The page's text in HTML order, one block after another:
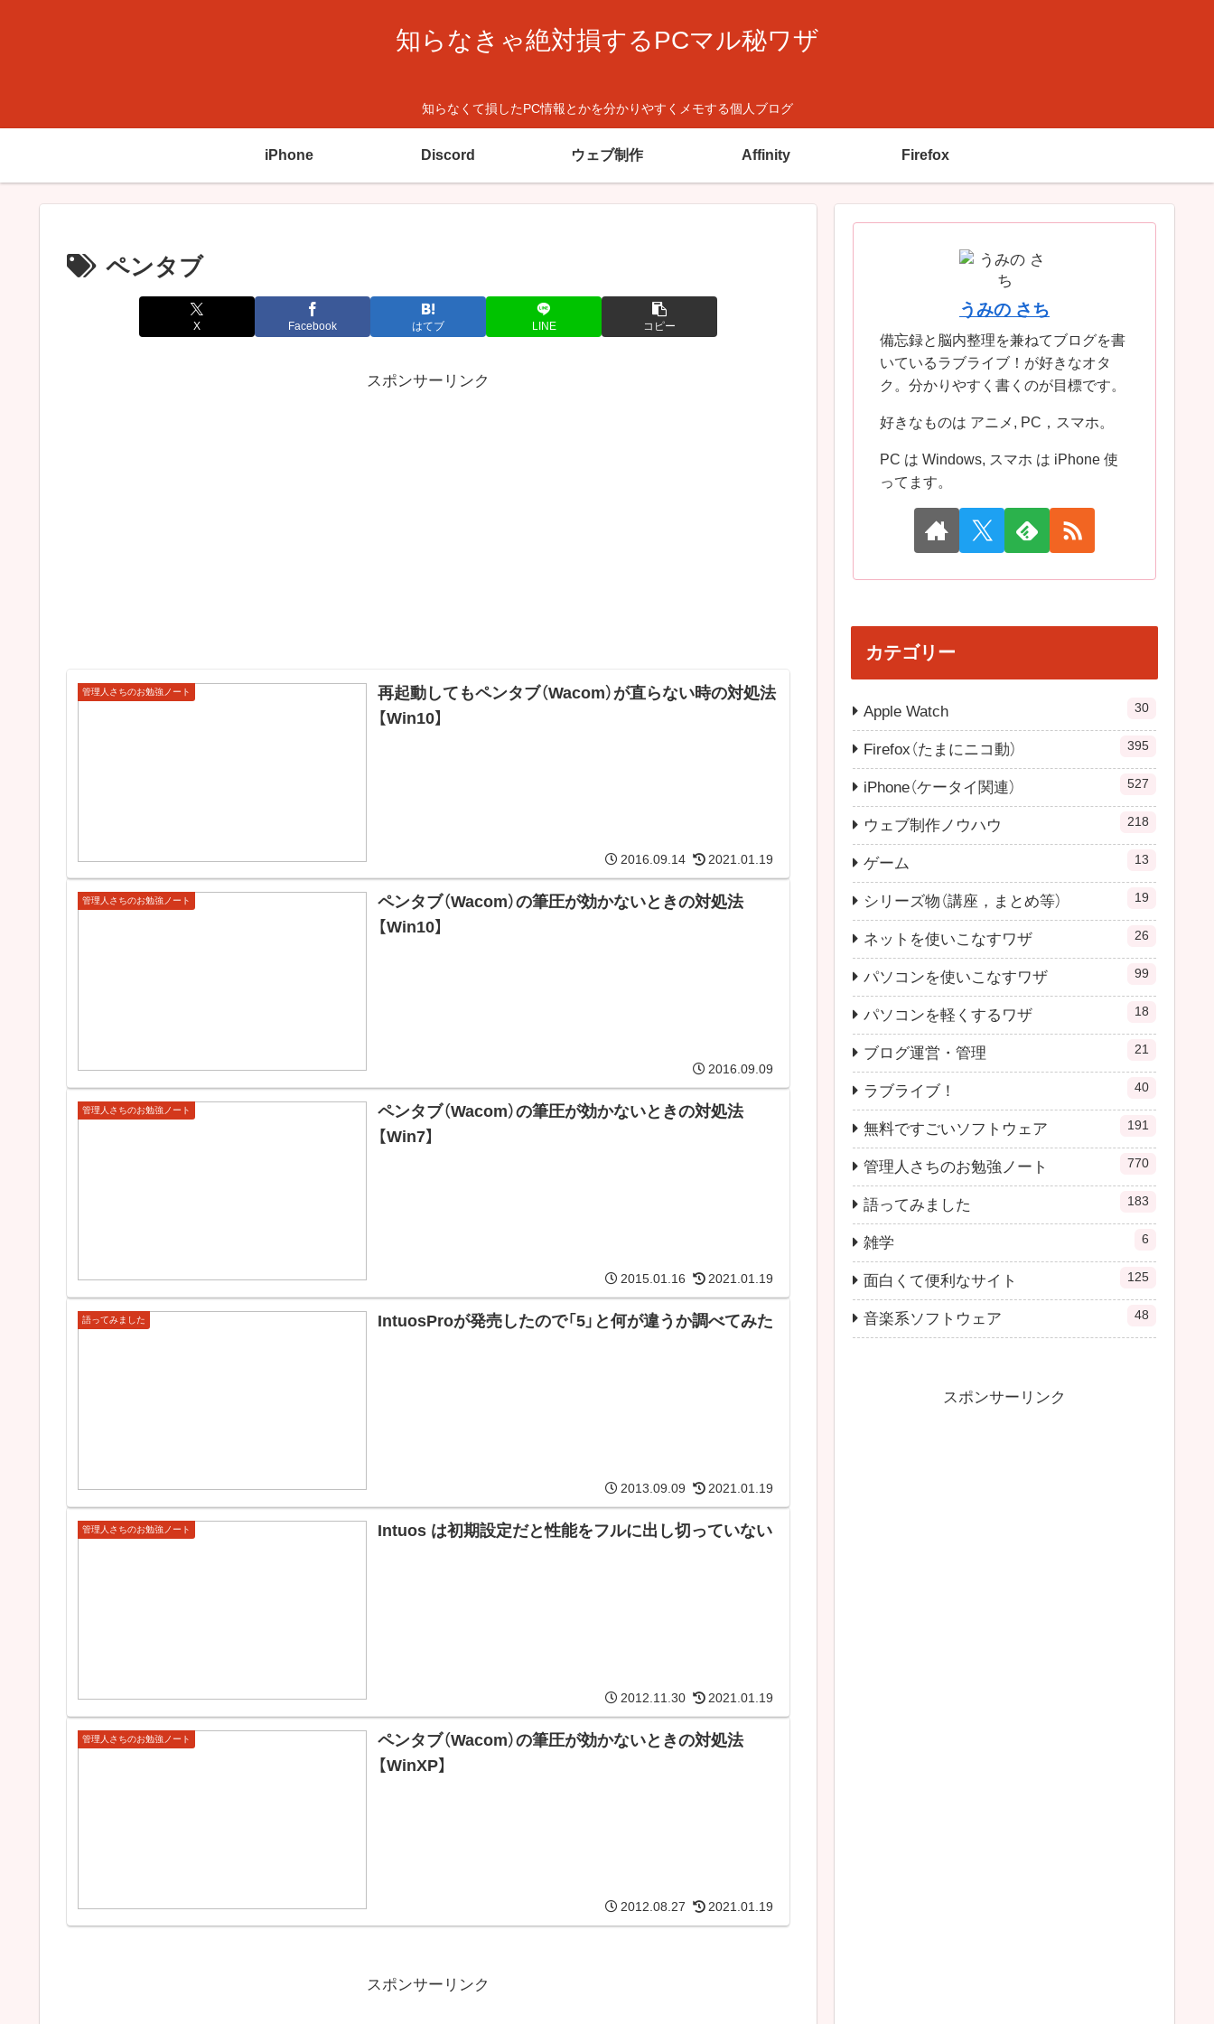
知らなきゃ絶対損するPCマル秘ワザ
知らなくて損したPC情報とかを分かりやすくメモする個人ブログ
iPhone Discord ウェブ制作 Affinity Firefox
ペンタブ
X Facebook はてブ LINE コピー
スポンサーリンク
管理人さちのお勉強ノート
再起動してもペンタブ（Wacom）が直らない時の対処法
【Win10】
2016.09.14 2021.01.19
管理人さちのお勉強ノート
ペンタブ（Wacom）の筆圧が効かないときの対処法
【Win10】
2016.09.09
管理人さちのお勉強ノート
ペンタブ（Wacom）の筆圧が効かないときの対処法
【Win7】
2015.01.16 2021.01.19
語ってみました IntuosProが発売したので「5」と何が違うか調べてみた
2013.09.09 2021.01.19
管理人さちのお勉強ノート Intuos は初期設定だと性能をフルに出し切っていない
2012.11.30 2021.01.19
管理人さちのお勉強ノート
ペンタブ（Wacom）の筆圧が効かないときの対処法
【WinXP】
2012.08.27 2021.01.19
スポンサーリンク
うみの さち
備忘録と脳内整理を兼ねてブログを書
いているラブライブ！が好きなオタ
ク。分かりやすく書くのが目標です。
好きなものは アニメ, PC，スマホ。
PC は Windows, スマホ は iPhone 使
ってます。
カテゴリー
Apple Watch 30
Firefox（たまにニコ動） 395
iPhone（ケータイ関連） 527
ウェブ制作ノウハウ 218
ゲーム 13
シリーズ物（講座，まとめ等） 19
ネットを使いこなすワザ 26
パソコンを使いこなすワザ 99
パソコンを軽くするワザ 18
ブログ運営・管理 21
ラブライブ！ 40
無料ですごいソフトウェア 191
管理人さちのお勉強ノート 770
語ってみました 183
雑学 6
面白くて便利なサイト 125
音楽系ソフトウェア 48
スポンサーリンク